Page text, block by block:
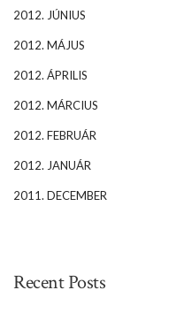
2012. JÚNIUS
2012. MÁJUS
2012. ÁPRILIS
2012. MÁRCIUS
2012. FEBRUÁR
2012. JANUÁR
2011. DECEMBER
Recent Posts